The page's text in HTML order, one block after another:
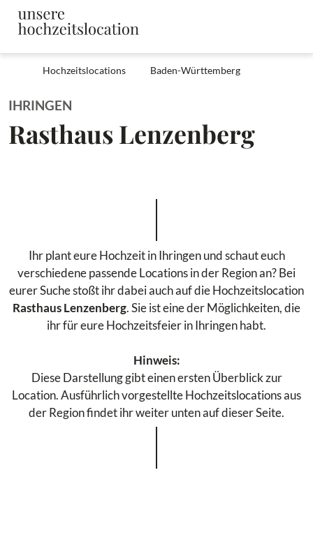
Hochzeitslocations Baden-Württemberg
IHRINGEN
Rasthaus Lenzenberg
Ihr plant eure Hochzeit in Ihringen und schaut euch
verschiedene passende Locations in der Region an? Bei
eurer Suche stoßt ihr dabei auch auf die Hochzeitslocation
Rasthaus Lenzenberg. Sie ist eine der Möglichkeiten, die
ihr für eure Hochzeitsfeier in Ihringen habt.
Hinweis:
Diese Darstellung gibt einen ersten Überblick zur
Location. Ausführlich vorgestellte Hochzeitslocations aus
der Region findet ihr weiter unten auf dieser Seite.